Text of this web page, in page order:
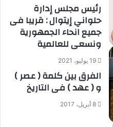
رئيس مجلس إدارة
حلواني إيتوال : قريبا فى
جميع انحاء الجمهورية
ونسعى للعالمية
19 يوليو، 2021
الفرق بين كلمة ( عصر )
و ( عهد ) فى التاريخ
8 أبريل، 2017